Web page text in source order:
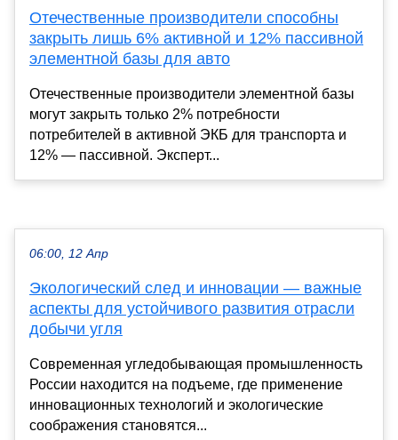
Отечественные производители способны
закрыть лишь 6% активной и 12% пассивной
элементной базы для авто
Отечественные производители элементной базы
могут закрыть только 2% потребности
потребителей в активной ЭКБ для транспорта и
12% — пассивной. Эксперт...
06:00, 12 Апр
Экологический след и инновации — важные
аспекты для устойчивого развития отрасли
добычи угля
Современная угледобывающая промышленность
России находится на подъеме, где применение
инновационных технологий и экологические
соображения становятся...